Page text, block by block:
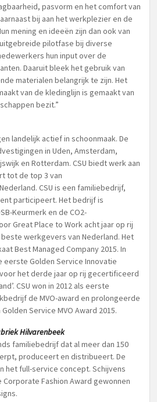
pasvorm en het comfort van
bij aan het werkplezier en de
mening en ideeën zijn dan ook van
pilotfase bij diverse
hun input over de
Daaruit bleek het gebruik van
materialen belangrijk te zijn. Het
van de kledinglijn is gemaakt van
bezit.”
landelijk actief in schoonmaak. De
in Uden, Amsterdam,
en Rotterdam. CSU biedt werk aan
tot de top 3 van
CSU is een familiebedrijf,
participeert. Het bedrijf is
Keurmerk en de CO2-
Great Place to Work acht jaar op rij
werkgevers van Nederland. Het
Best Managed Company 2015. In
Golden Service Innovatie
voor het derde jaar op rij gecertificeerd
CSU won in 2012 als eerste
de MVO-award en prolongeerde
Service MVO Award 2015.
Hilvarenbeek
familiebedrijf dat al meer dan 150
produceert en distribueert. De
het full-service concept. Schijvens
Fashion Award gewonnen